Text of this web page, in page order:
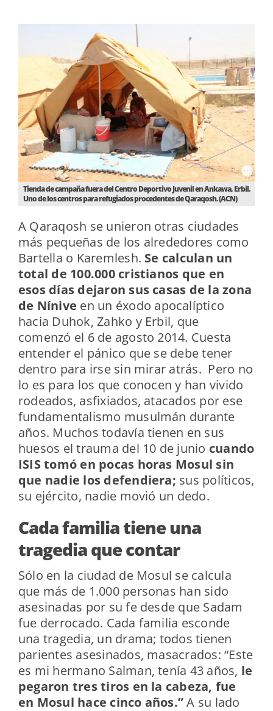
Tienda de campaña fuera del Centro Deportivo Juvenil en Ankawa, Erbil.
Uno de los centros para refugiados procedentes de Qaraqosh. (ACN)
A Qaraqosh se unieron otras ciudades
más pequeñas de los alrededores como
Bartella o Karemlesh. Se calculan un
total de 100.000 cristianos que en
esos días dejaron sus casas de la zona
de Nínive en un éxodo apocalíptico
hacia Duhok, Zahko y Erbil, que
comenzó el 6 de agosto 2014. Cuesta
entender el pánico que se debe tener
dentro para irse sin mirar atrás. Pero no
lo es para los que conocen y han vivido
rodeados, asfixiados, atacados por ese
fundamentalismo musulmán durante
años. Muchos todavía tienen en sus
huesos el trauma del 10 de junio cuando
ISIS tomó en pocas horas Mosul sin
que nadie los defendiera; sus políticos,
su ejército, nadie movió un dedo.
Cada familia tiene una
tragedia que contar
Sólo en la ciudad de Mosul se calcula
que más de 1.000 personas han sido
asesinadas por su fe desde que Sadam
fue derrocado. Cada familia esconde
una tragedia, un drama; todos tienen
parientes asesinados, masacrados: “Este
es mi hermano Salman, tenía 43 años, le
pegaron tres tiros en la cabeza, fue
en Mosul hace cinco años.”A su lado